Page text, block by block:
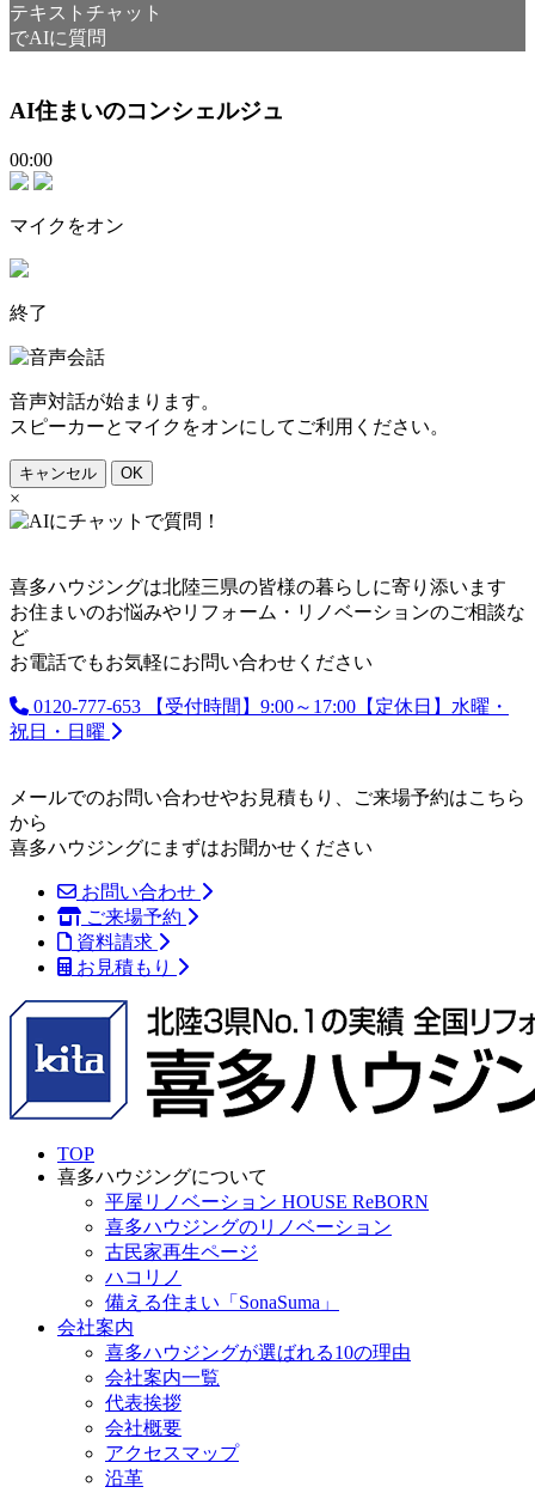
テキストチャット
でAIに質問
AI住まいのコンシェルジュ
00:00
マイクをオン
終了
音声対話が始まります。
スピーカーとマイクをオンにしてご利用ください。
キャンセル OK
×
喜多ハウジングは北陸三県の皆様の暮らしに寄り添います
お住まいのお悩みやリフォーム・リノベーションのご相談な
ど
お電話でもお気軽にお問い合わせください
0120-777-653
【受付時間】9:00～17:00【定休日】水曜・
祝日・日曜
メールでのお問い合わせやお見積もり、ご来場予約はこちら
から
喜多ハウジングにまずはお聞かせください
お問い合わせ
ご来場予約
資料請求
お見積もり
TOP
喜多ハウジングについて
平屋リノベーション HOUSE ReBORN
喜多ハウジングのリノベーション
古民家再生ページ
ハコリノ
備える住まい「SonaSuma」
会社案内
喜多ハウジングが選ばれる10の理由
会社案内一覧
代表挨拶
会社概要
アクセスマップ
沿革